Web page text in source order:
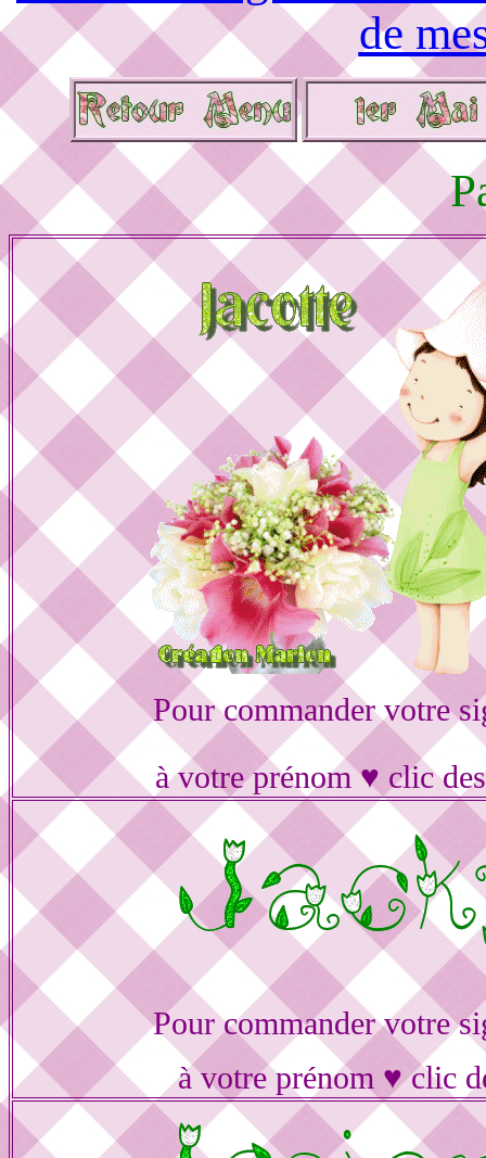
de
Pour commander votre
à votre prénom ♥ clic
Pour commander votre
à votre prénom ♥ clic